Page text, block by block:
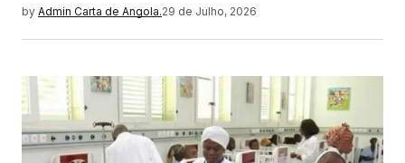
by Admin Carta de Angola.29 de Julho, 2026